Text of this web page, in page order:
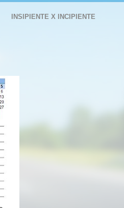
INSIPIENTE X INCIPIENTE